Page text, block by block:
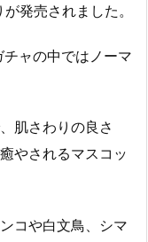
発売されました。
ャの中ではノーマ
肌さわりの良さ
やされるマスコッ
コや白文鳥、シマ